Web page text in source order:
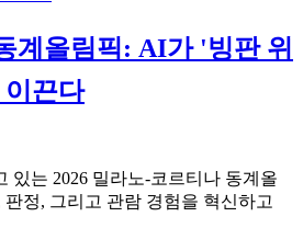
계올림픽: AI가 '빙판 위
끈다
있는 2026 밀라노-코르티나 동계올
정, 그리고 관람 경험을 혁신하고